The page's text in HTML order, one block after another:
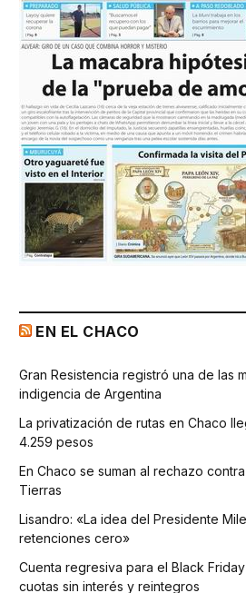
EN EL CHACO
Gran Resistencia registró una de las
indigencia de Argentina
La privatización de rutas en Chaco
4.259 pesos
En Chaco se suman al rechazo
Tierras
Lisandro: «La idea del Presidente
retenciones cero»
Cuenta regresiva para el Black
cuotas sin interés y reintegros